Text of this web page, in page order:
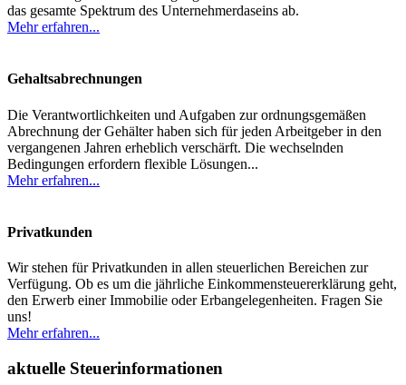
das gesamte Spektrum des Unternehmerdaseins ab.
Mehr erfahren...
Gehaltsabrechnungen
Die Verantwortlichkeiten und Aufgaben zur ordnungsgemäßen
Abrechnung der Gehälter haben sich für jeden Arbeitgeber in den
vergangenen Jahren erheblich verschärft. Die wechselnden
Bedingungen erfordern flexible Lösungen...
Mehr erfahren...
Privatkunden
Wir stehen für Privatkunden in allen steuerlichen Bereichen zur
Verfügung. Ob es um die jährliche Einkommensteuererklärung geht,
den Erwerb einer Immobilie oder Erbangelegenheiten. Fragen Sie
uns!
Mehr erfahren...
aktuelle Steuerinformationen